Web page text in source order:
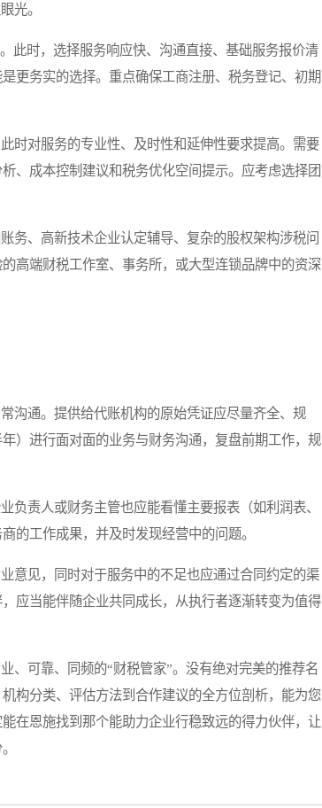
光。
时，选择服务响应快、沟通直接、基础服务报价清
更务实的选择。重点确保工商注册、税务登记、初期
对服务的专业性、及时性和延伸性要求提高。需要
、成本控制建议和税务优化空间提示。应考虑选择团
、高新技术企业认定辅导、复杂的股权架构涉税问
高端财税工作室、事务所，或大型连锁品牌中的资深
通。提供给代账机构的原始凭证应尽量齐全、规
）进行面对面的业务与财务沟通，复盘前期工作，规
责人或财务主管也应能看懂主要报表（如利润表、
的工作成果，并及时发现经营中的问题。
见，同时对于服务中的不足也应通过合同约定的渠
应当能伴随企业共同成长，从执行者逐渐转变为值得
可靠、同频的“财税管家”。没有绝对完美的推荐名
构分类、评估方法到合作建议的全方位剖析，能为您
在恩施找到那个能助力企业行稳致远的得力伙伴，让